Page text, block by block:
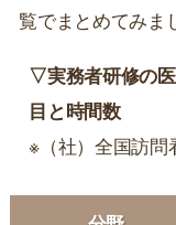
覧でまとめてみま
▽実務者研修の
目と時間数
※（社）全国訪問